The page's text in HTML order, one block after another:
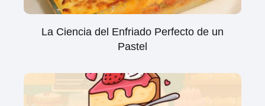
La Ciencia del Enfriado Perfecto de un
Pastel